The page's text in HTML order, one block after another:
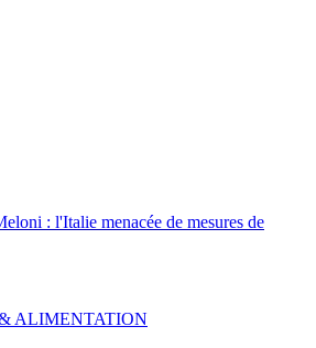
: l'Italie menacée de mesures de
ALIMENTATION